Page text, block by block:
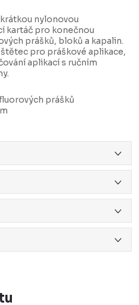
nylonovou
kartáč pro konečnou
prášků, bloků a kapalin.
pro práškové aplikace,
aplikací s ručním
prášků